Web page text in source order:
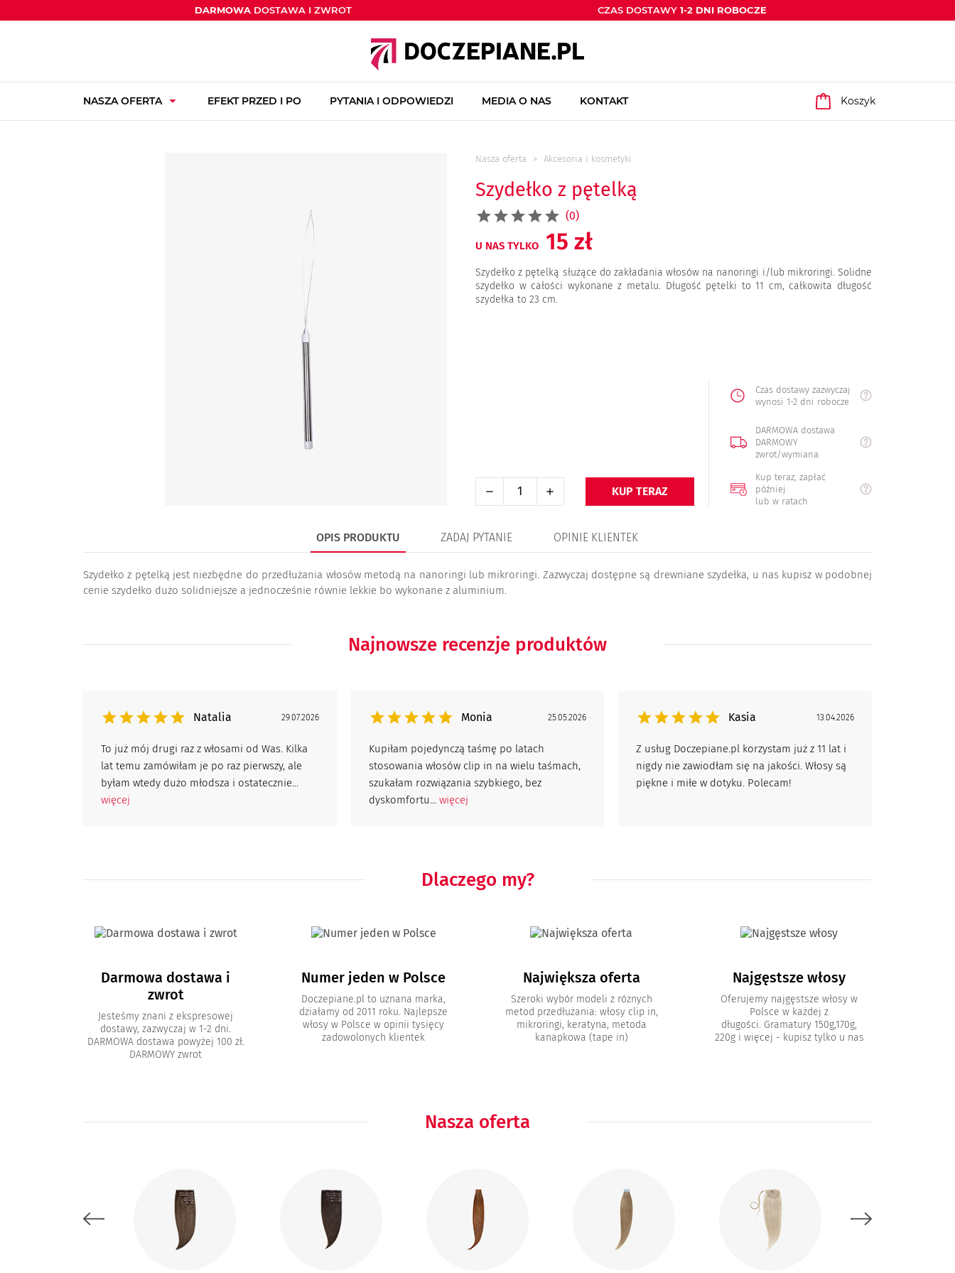
DARMOWA DOSTAWA I ZWROT CZAS DOSTAWY 1-2 DNI ROBOCZE
NASZA OFERTA arrow_drop_down EFEKT PRZED I PO PYTANIA I ODPOWIEDZI MEDIA O NAS KONTAKT Koszyk
Nasza oferta Akcesoria i kosmetyki
Szydełko z pętelką
(0)
U NAS TYLKO 15 zł
Szydełko z pętelką służące do zakładania włosów na nanoringi i/lub mikroringi. Solidne
szydełko w całości wykonane z metalu. Długość pętelki to 11 cm, całkowita długość
szydełka to 23 cm.
KUP TERAZ
Czas dostawy zazwyczaj
wynosi 1-2 dni robocze
DARMOWA dostawa
DARMOWY
zwrot/wymiana
Kup teraz, zapłać
później
lub w ratach
OPIS PRODUKTU ZADAJ PYTANIE OPINIE KLIENTEK
Szydełko z pętelką jest niezbędne do przedłużania włosów metodą na nanoringi lub mikroringi. Zazwyczaj dostępne są drewniane szydełka, u nas kupisz w podobnej
cenie szydełko dużo solidniejsze a jednocześnie równie lekkie bo wykonane z aluminium.
Najnowsze recenzje produktów
Natalia 29.07.2026
To już mój drugi raz z włosami od Was. Kilka
lat temu zamówiłam je po raz pierwszy, ale
byłam wtedy dużo młodsza i ostatecznie...
więcej
Monia 25.05.2026
Kupiłam pojedynczą taśmę po latach
stosowania włosów clip in na wielu taśmach,
szukałam rozwiązania szybkiego, bez
dyskomfortu... więcej
Kasia 13.04.2026
Z usług Doczepiane.pl korzystam już z 11 lat i
nigdy nie zawiodłam się na jakości. Włosy są
piękne i miłe w dotyku. Polecam!
Dlaczego my?
Darmowa dostawa i
zwrot
Jesteśmy znani z ekspresowej
dostawy, zazwyczaj w 1-2 dni.
DARMOWA dostawa powyżej 100 zł.
DARMOWY zwrot
Numer jeden w Polsce
Doczepiane.pl to uznana marka,
działamy od 2011 roku. Najlepsze
włosy w Polsce w opinii tysięcy
zadowolonych klientek
Największa oferta
Szeroki wybór modeli z różnych
metod przedłużania: włosy clip in,
mikroringi, keratyna, metoda
kanapkowa (tape in)
Najgęstsze włosy
Oferujemy najgęstsze włosy w
Polsce w każdej z
długości. Gramatury 150g,170g,
220g i więcej - kupisz tylko u nas
Nasza oferta